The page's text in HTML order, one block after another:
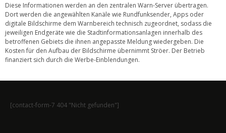
Diese Informationen werden an den zentralen Warn-Server übertragen.
Dort werden die angewählten Kanäle wie Rundfunksender, Apps oder
digitale Bildschirme dem Warnbereich technisch zugeordnet, sodass die
jeweiligen Endgeräte wie die Stadtinformationsanlagen innerhalb des
betroffenen Gebiets die ihnen angepasste Meldung wiedergeben. Die
Kosten für den Aufbau der Bildschirme übernimmt Ströer. Der Betrieb
finanziert sich durch die Werbe-Einblendungen.
[contact-form-7 404 "Nicht gefunden"]